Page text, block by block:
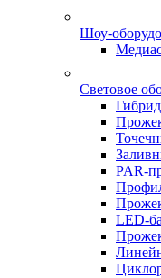
Шоу-
Световое
PAR-
LED-